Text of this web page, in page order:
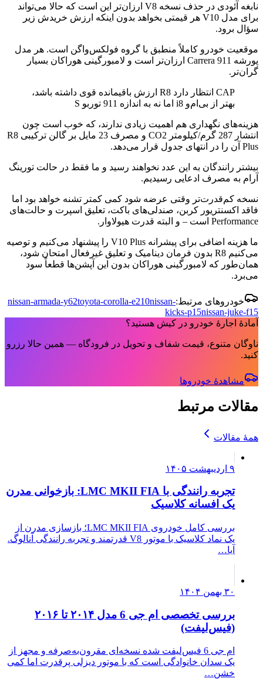
نابغه آئودی در حذف نسخه V8 ارزان‌تر این است که حالا می‌تواند
برای مدل V10 هر قیمتی بخواهد بدون اینکه ارزش خریدش زیر
سؤال برود.
موقعیت خودرو کاملاً منطبق با گروه فولکس‌واگن است. هر مدل
پورشه 911 Carrera ارزان‌تر است و لامبورگینی هوراکان بسیار
گران‌تر.
CAP انتظار دارد R8 ارزش باقیمانده قوی داشته باشد،
بهتر از بی‌ام‌و i8 اما نه به اندازه 911 توربو S
هزینه‌های نگهداری هم اهمیت زیادی ندارند، که خوب است چون
انتشار 287 گرم/کیلومتر CO2 و مصرف 23 مایل بر گالن ترکیبی R8
Plus آن را در انتهای جدول قرار می‌دهد.
بیشتر رانندگان به این عدد نخواهند رسید و ما فقط در حالت تورینگ
آرام به مصرف ادعایی رسیدیم.
نسخه کم‌قدرت‌تر وقتی عرضه شود کمی کمتر تشنه خواهد بود اما
فاقد اکسنتریور کربن، صندلی‌های باکت، تعلیق اسپرت و حالت‌های
Performance است – و البته قدرت هیولاوار.
ما هزینه اضافی برای پیشرانه V10 Plus را پیشنهاد می‌کنیم و توصیه
می‌کنیم R8 بدون فرمان دینامیک و تعلیق غیرفعال امتحان شود،
همان‌طور که لامبورگینی هوراکان بدون این آپشن‌ها قطعاً سود
می‌برد.
خودروهای مرتبط: nissan-armada-y62toyota-corolla-e210nissan-
kicks-p15nissan-juke-f15
آمادهٔ اجارهٔ خودرو در کیش هستید؟
ناوگان متنوع، قیمت شفاف و تحویل در فرودگاه — همین حالا رزرو
کنید.
مشاهدهٔ خودروها
مقالات مرتبط
همهٔ مقالات
۹ اردیبهشت ۱۴۰۵
تجربه رانندگی با LMC MKII FIA: بازخوانی مدرن
یک افسانه کلاسیک
بررسی کامل خودروی LMC MKII FIA؛ بازسازی مدرن از
یک نماد کلاسیک با موتور V8 قدرتمند و تجربه رانندگی آنالوگ.
آیا…
۳۰ بهمن ۱۴۰۴
بررسی تخصصی ام جی 6 مدل ۲۰۱۴ تا ۲۰۱۶
(فیس‌لیفت)
ام جی 6 فیس‌لیفت شده نسخه‌ای مقرون‌به‌صرفه و مجهز از
یک سدان خانوادگی است که با موتور دیزلی پرقدرت اما کمی
خشن…